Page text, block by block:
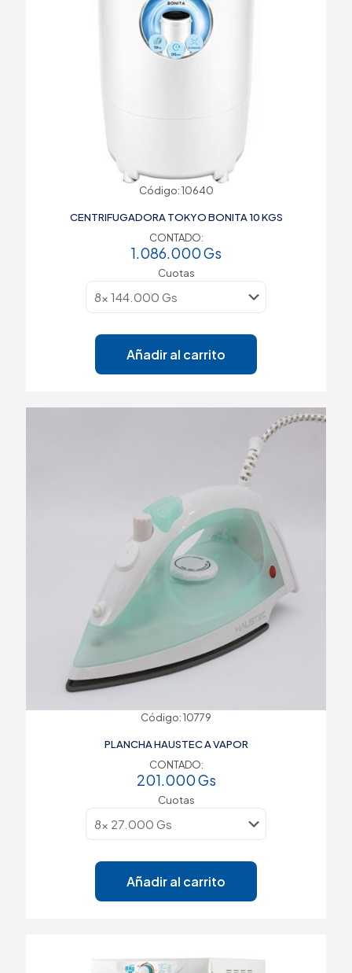
Código: 10640
CENTRIFUGADORA TOKYO BONITA 10 KGS
CONTADO:
1.086.000Gs
Cuotas
Añadir al carrito
Código: 10779
PLANCHA HAUSTEC A VAPOR
CONTADO:
201.000Gs
Cuotas
Añadir al carrito